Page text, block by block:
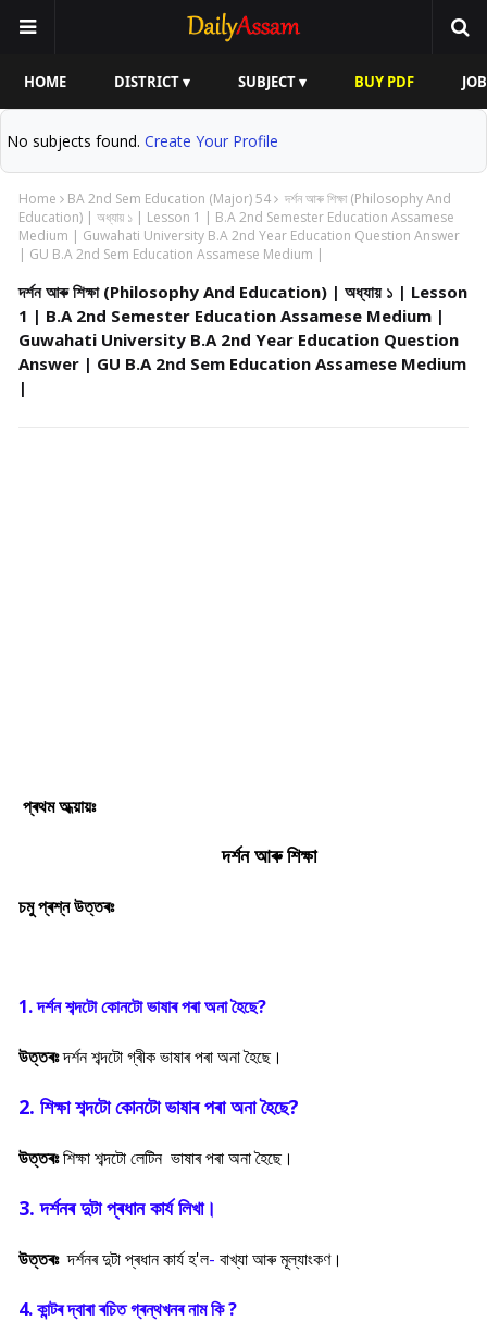
HOME DISTRICT ▾ SUBJECT ▾ BUY PDF
No subjects found. Create Your Profile
Home BA 2nd Sem Education (Major) 54
দৰ্শন আৰু শিক্ষা (Philosophy And
Education) | অধ্যায় ১ | Lesson 1 | B.A 2nd Semester Education Assamese
Medium | Guwahati University B.A 2nd Year Education Question Answer
| GU B.A 2nd Sem Education Assamese Medium |
দৰ্শন আৰু শিক্ষা (Philosophy And Education) | অধ্যায় ১ | Lesson
1 | B.A 2nd Semester Education Assamese Medium |
Guwahati University B.A 2nd Year Education Question
Answer | GU B.A 2nd Sem Education Assamese Medium
|
প্ৰথম অধ্য়ায়ঃ
দৰ্শন আৰু শিক্ষা
চমু প্ৰশ্ন উত্তৰঃ
1. দৰ্শন শব্দটো কোনটো ভাষাৰ পৰা অনা হৈছে?
উত্তৰঃদৰ্শন শব্দটো গ্ৰীকভাষাৰ পৰা অনা হৈছে।
2. শিক্ষা শব্দটো কোনটো ভাষাৰ পৰা অনা হৈছে?
উত্তৰঃশিক্ষা শব্দটো লেটিন ভাষাৰ পৰা অনা হৈছে।
3. দৰ্শনৰ দুটা প্ৰধান কাৰ্য লিখা।
উত্তৰঃ দৰ্শনৰ দুটা প্ৰধান কাৰ্য হ'ল- বাখ্যা আৰু মূল্যাংকণ।
4. কান্টৰ দ্বাৰা ৰচিত গ্ৰন্থখনৰ নাম কি ?